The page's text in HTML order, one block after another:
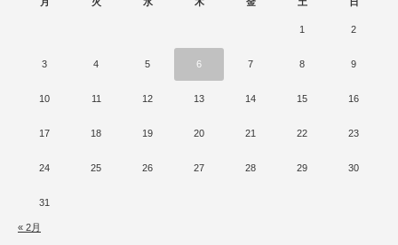
1 2
3 4 5 6 7 8 9
10 11 12 13 14 15 16
17 18 19 20 21 22 23
24 25 26 27 28 29 30
31
« 2月